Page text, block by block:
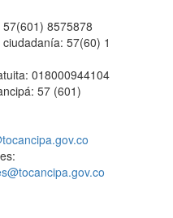
8575878
57(60) 1
018000944104
57 (601)